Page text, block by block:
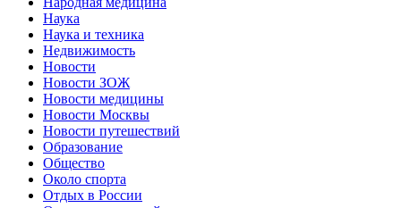
Наука
Наука и техника
Недвижимость
Новости
Новости ЗОЖ
Новости медицины
Новости Москвы
Новости путешествий
Образование
Общество
Около спорта
Отдых в России